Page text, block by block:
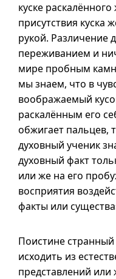
куске
присутствия куска
рукой. Различение
переживанием и
мире пробным
мы знаем, что в
воображаемый
раскалённым его
обжигает пальцев,
духовный ученик
духовный факт
или же на его
восприятия
факты или
Поистине
исходить из
представлений или